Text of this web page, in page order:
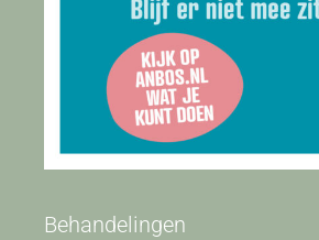
Behandelingen